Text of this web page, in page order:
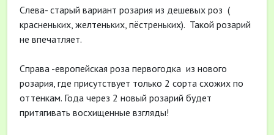
Слева- старый вариант розария из дешевых роз (
красненьких, желтеньких, пёстреньких). Такой розарий
не впечатляет.
Справа -европейская роза первогодка из нового
розария, где присутствует только 2 сорта схожих по
оттенкам. Года через 2 новый розарий будет
притягивать восхищенные взгляды!